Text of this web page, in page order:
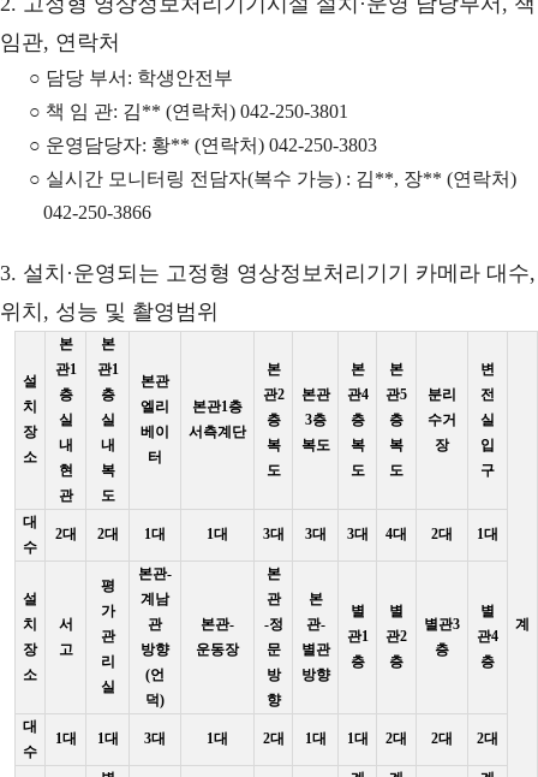
임관, 연락처
○ 담당 부서: 학생안전부
○ 책 임 관: 김** (연락처) 042-250-3801
○ 운영담당자: 황** (연락처) 042-250-3803
○ 실시간 모니터링 전담자(복수 가능) : 김**, 장** (연락처)
042-250-3866
3. 설치·운영되는 고정형 영상정보처리기기 카메라 대수,
위치, 성능 및 촬영범위
설
치
장
소
본
관1
층
실
내
현
관
본
관1
층
실
내
복
도
본관
엘리
베이
터
본관1층
서측계단
본
관2
층
복
도
본관
3층
복도
본
관4
층
복
도
본
관5
층
복
도
분리
수거
장
변
전
실
입
구
계
대
수
2대 2대 1대 1대 3대 3대 3대 4대 2대 1대
설
치
장
소
서
고
평
가
관
리
실
본관-
계남
관
방향
(언
덕)
본관-
운동장
본
관
-정
문
방
향
본
관-
별관
방향
별
관1
층
별
관2
층
별관3
층
별
관4
층
대
수
1대 1대 3대 1대 2대 1대 1대 2대 2대 2대